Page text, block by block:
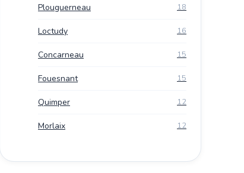
Plouguerneau 18
Loctudy 16
Concarneau 15
Fouesnant 15
Quimper 12
Morlaix 12